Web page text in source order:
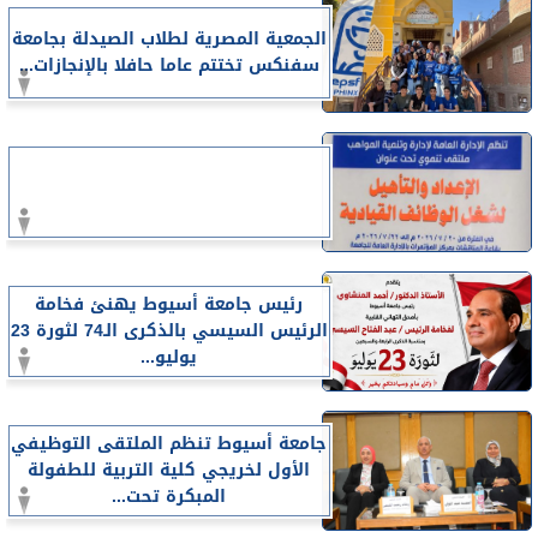
الجمعية المصرية لطلاب الصيدلة بجامعة
سفنكس تختتم عاما حافلا بالإنجازات...
رئيس جامعة أسيوط يهنئ فخامة
الرئيس السيسي بالذكرى الـ74 لثورة 23
يوليو...
جامعة أسيوط تنظم الملتقى التوظيفي
الأول لخريجي كلية التربية للطفولة
المبكرة تحت...